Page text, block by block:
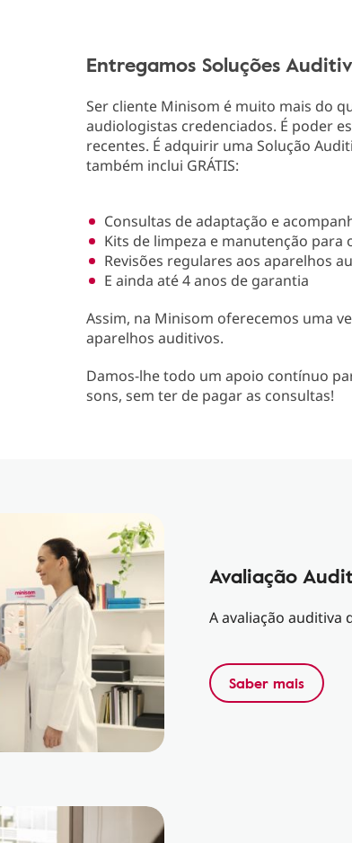
Entregamos Soluções
Ser cliente Minisom é muito mais do
audiologistas credenciados. É poder
recentes. É adquirir uma Solução
também inclui GRÁTIS:
Consultas de adaptação e
Kits de limpeza e manutenção para
Revisões regulares aos aparelhos
E ainda até 4 anos de garantia
Assim, na Minisom oferecemos uma
aparelhos auditivos.
Damos-lhe todo um apoio contínuo
sons, sem ter de pagar as consultas!
Avaliação
A avaliação auditiva
Saber mais